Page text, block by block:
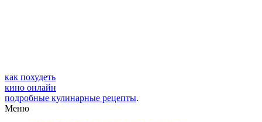
как похудеть
кино онлайн
подробные кулинарные рецепты.
Меню